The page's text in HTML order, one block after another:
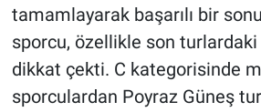
tamamlayarak başarılı bir
sporcu, özellikle son turlardaki
dikkat çekti. C kategorisinde
sporculardan Poyraz Güneş